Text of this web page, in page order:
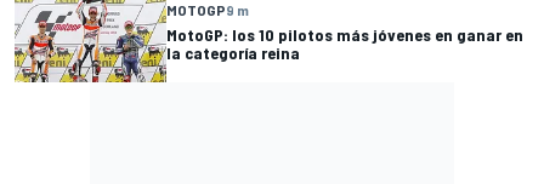
MOTOGP9 m
MotoGP: los 10 pilotos más jóvenes en ganar en
la categoría reina